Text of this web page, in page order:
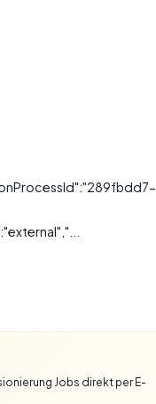
Jobs direkt per E-